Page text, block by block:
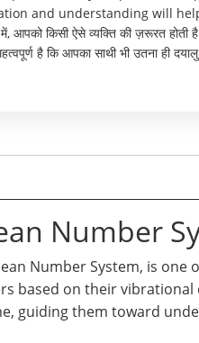
and understanding will
में, आपको किसी ऐसे व्यक्ति की ज़रूरत
है कि आपका साथी भी उतना ही
Number
Number System, is
based on their
guiding them toward